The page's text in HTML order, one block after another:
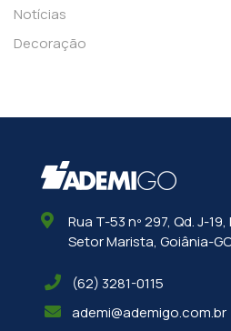
Notícias
Decoração
Rua T-53 nº 297, Qd. J-19,
Setor Marista, Goiânia-
(62) 3281-0115
ademi@ademigo.com.br